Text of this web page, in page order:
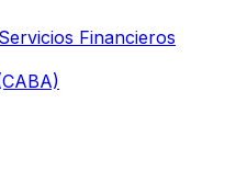
Financieros